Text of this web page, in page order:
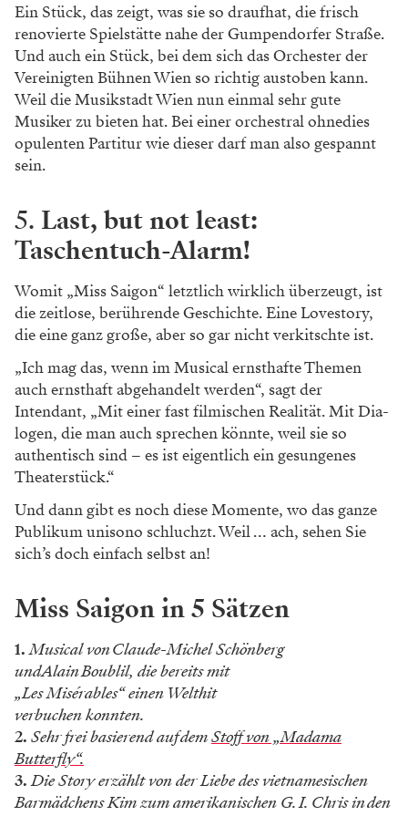
Ein Stück, das zeigt, was sie so draufhat, die frisch
renovierte Spielstätte nahe der Gumpendorfer Straße.
Und auch ein Stück, bei dem sich das Orchester der
Vereinigten Bühnen Wien so richtig austoben kann.
Weil die Musikstadt Wien nun einmal sehr gute
Musiker zu bieten hat. Bei einer orchestral ohnedies
opulenten Partitur wie dieser darf man also gespannt
sein.
5. Last, but not least:
Taschentuch-Alarm!
Womit „Miss Saigon“ letztlich wirklich überzeugt, ist
die zeitlose, berührende Geschichte. Eine Lovestory,
die eine ganz große, aber so gar nicht verkitschte ist.
„Ich mag das, wenn im Musical ernst­hafte Themen
auch ernsthaft abgehandelt werden“, sagt der
Intendant, „Mit einer fast filmischen Realität. Mit Dia­
logen, die man auch sprechen könnte, weil sie so
authentisch sind – es ist eigentlich ein gesungenes
Theaterstück.“
Und dann gibt es noch diese Momente, wo das ganze
Publikum unisono schluchzt. Weil … ach, sehen Sie
sich’s doch einfach selbst an!
Miss Saigon in 5 Sätzen
1.Musical von Claude-Michel Schönberg
und Alain Boublil, die bereits mit
„Les Misérables“ einen Welthit
­verbuchen konnten.
2. Sehr frei basierend auf demStoff von ­„Madama
Butterfly“.
3.Die Story erzählt von der Liebe des ­vietnamesischen
Barmädchens Kim zum amerikanischen G. I. Chris in den